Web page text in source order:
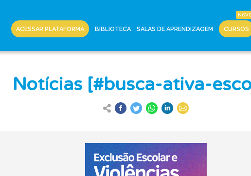
ACESSAR PLATAFORMA BIBLIOTECA SALAS DE APRENDIZAGEM CURSOS
Notícias [#busca-ativa-